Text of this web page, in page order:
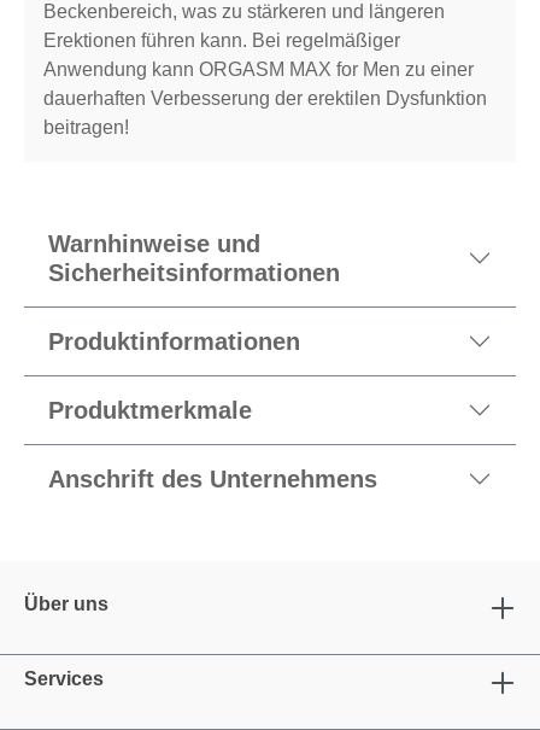
Beckenbereich, was zu stärkeren und längeren
Erektionen führen kann. Bei regelmäßiger
Anwendung kann ORGASM MAX for Men zu einer
dauerhaften Verbesserung der erektilen Dysfunktion
beitragen!
Warnhinweise und
Sicherheitsinformationen
Produktinformationen
Produktmerkmale
Anschrift des Unternehmens
Über uns
Services